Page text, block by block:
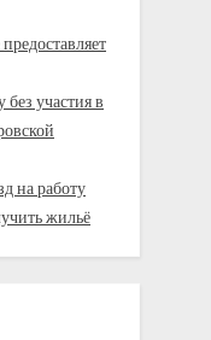
участия в
на работу
жильё